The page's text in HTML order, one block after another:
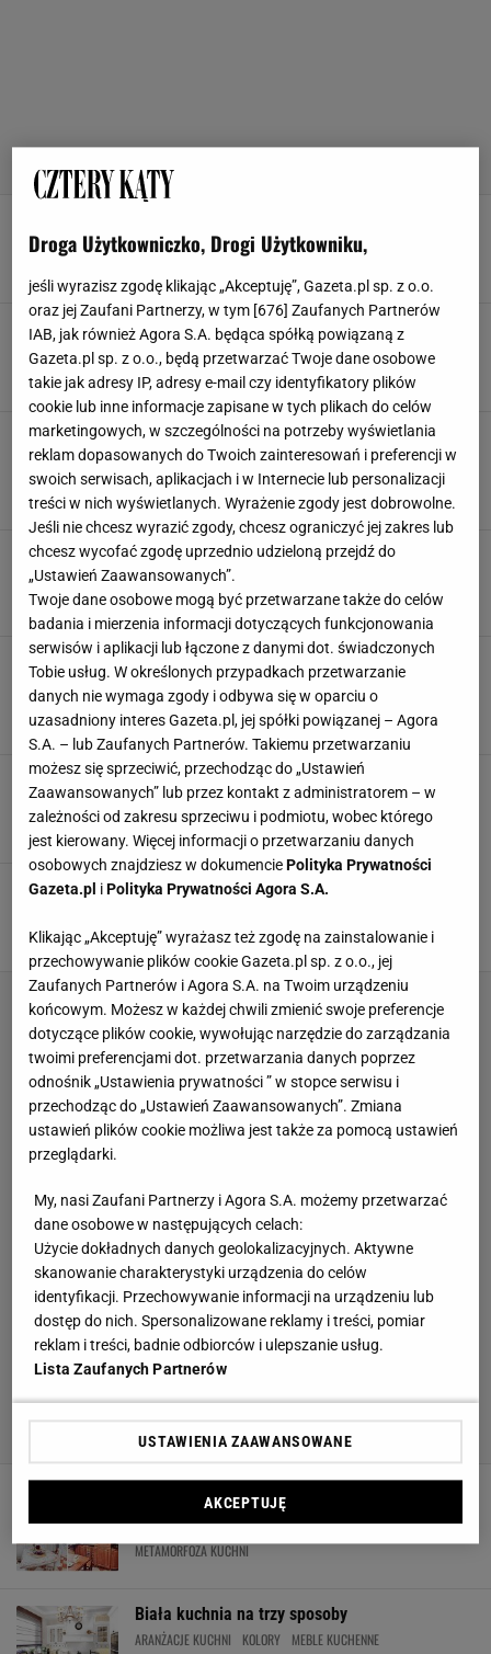
ARANŻACJA KUCHNI KUCHNIA MEBLE KUCHENNE
Cargo: przechowywanie pod blatem roboczym w
kuchni
ARANŻACJA KUCHNI CARGO KUCHNIA MEBLE KUCHENNE
Kuchnia rustykalna. Jak urządzić kuchnię
rustykalną
KUCHNIA KUCHNIA RUSTYKALNA MEBLE KUCHENNE
MEBLE RUSTYKALNE DO KUCHNI
5 kuchni w stylu retro. Jak powinna wyglądać
kuchnia retro?
ARANŻACJE KUCHNI KUCHNIA KUCHNIA RETRO KUCHNIE
Meble kuchenne. Gdzie można kupić najtańsze
gotowe zabudowy kuchenne
KUCHNIA
MEBLE KUCHENNE
MEBLE KUCHENNE BLACK RED WHITE MEBLE KUCHENNE BODZIO
Szara kuchnia. 22 modne aranżacje
ARANŻACJE WNĘTRZ
Mała kuchnia w bloku pełna dobrych
AGD ARANŻACJA KUCHNI ARANŻACJE KUCHNI KUCHNIA
Metamorfoza kuchni - lifting, który dodaje lat
METAMORFOZA KUCHNI
Biała kuchnia na trzy sposoby
ARANŻACJE KUCHNI KOLORY MEBLE KUCHENNE
Droga Użytkowniczko, Drogi Użytkowniku,
jeśli wyrazisz zgodę klikając „Akceptuję”, Gazeta.pl sp. z o.o.
oraz jej Zaufani Partnerzy, w tym [676] Zaufanych Partnerów
IAB, jak również Agora S.A. będąca spółką powiązaną z
Gazeta.pl sp. z o.o., będą przetwarzać Twoje dane osobowe
takie jak adresy IP, adresy e-mail czy identyfikatory plików
cookie lub inne informacje zapisane w tych plikach do celów
marketingowych, w szczególności na potrzeby wyświetlania
reklam dopasowanych do Twoich zainteresowań i preferencji w
swoich serwisach, aplikacjach i w Internecie lub personalizacji
treści w nich wyświetlanych. Wyrażenie zgody jest dobrowolne.
Jeśli nie chcesz wyrazić zgody, chcesz ograniczyć jej zakres lub
chcesz wycofać zgodę uprzednio udzieloną przejdź do
„Ustawień Zaawansowanych”.
Twoje dane osobowe mogą być przetwarzane także do celów
badania i mierzenia informacji dotyczących funkcjonowania
serwisów i aplikacji lub łączone z danymi dot. świadczonych
Tobie usług. W określonych przypadkach przetwarzanie
danych nie wymaga zgody i odbywa się w oparciu o
uzasadniony interes Gazeta.pl, jej spółki powiązanej – Agora
S.A. – lub Zaufanych Partnerów. Takiemu przetwarzaniu
możesz się sprzeciwić, przechodząc do „Ustawień
Zaawansowanych” lub przez kontakt z administratorem – w
zależności od zakresu sprzeciwu i podmiotu, wobec którego
jest kierowany. Więcej informacji o przetwarzaniu danych
osobowych znajdziesz w dokumenciePolityka Prywatności
Gazeta.pl iPolityka Prywatności Agora S.A.
Klikając „Akceptuję” wyrażasz też zgodę na zainstalowanie i
przechowywanie plików cookie Gazeta.pl sp. z o.o., jej
Zaufanych Partnerów i Agora S.A. na Twoim urządzeniu
końcowym. Możesz w każdej chwili zmienić swoje preferencje
dotyczące plików cookie, wywołując narzędzie do zarządzania
twoimi preferencjami dot. przetwarzania danych poprzez
odnośnik „Ustawienia prywatności ” w stopce serwisu i
przechodząc do „Ustawień Zaawansowanych”. Zmiana
ustawień plików cookie możliwa jest także za pomocą ustawień
przeglądarki.
My, nasi Zaufani Partnerzy i Agora S.A. możemy przetwarzać
dane osobowe w następujących celach:
Użycie dokładnych danych geolokalizacyjnych. Aktywne
skanowanie charakterystyki urządzenia do celów
identyfikacji. Przechowywanie informacji na urządzeniu lub
dostęp do nich. Spersonalizowane reklamy i treści, pomiar
reklam i treści, badnie odbiorców i ulepszanie usług.
Lista Zaufanych Partnerów
USTAWIENIA ZAAWANSOWANE
AKCEPTUJĘ